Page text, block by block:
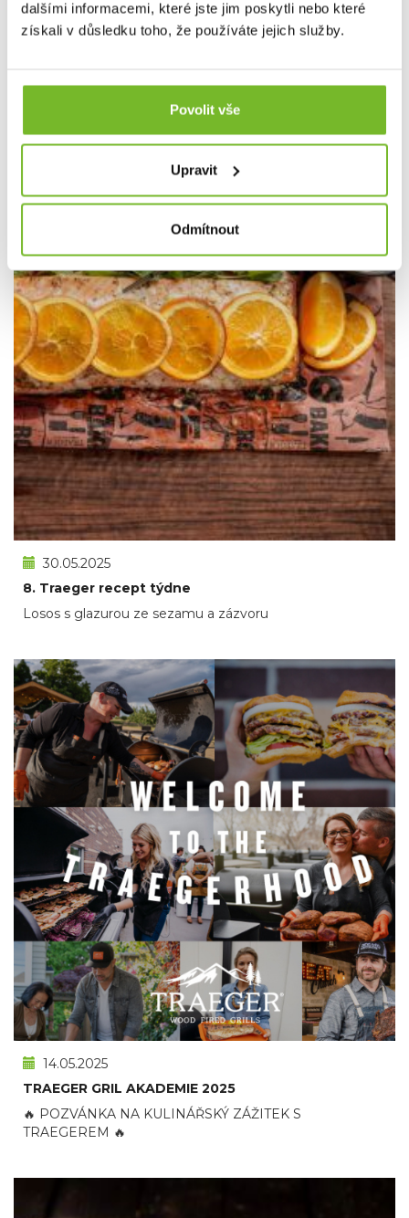
dalšími informacemi, které jste jim poskytli nebo které
získali v důsledku toho, že používáte jejich služby.
Povolit vše
Upravit
Odmítnout
9. Traeger recept týdne
Jednoduchý steak s vejci
30.05.2025
8. Traeger recept týdne
Losos s glazurou ze sezamu a zázvoru
14.05.2025
TRAEGER GRIL AKADEMIE 2025
🔥 POZVÁNKA NA KULINÁŘSKÝ ZÁŽITEK S
TRAEGEREM 🔥